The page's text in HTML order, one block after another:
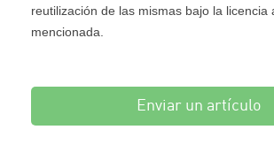
reutilización de las mismas bajo la licencia
mencionada.
Enviar un artículo